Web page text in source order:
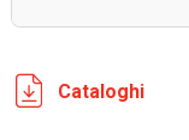
Cataloghi